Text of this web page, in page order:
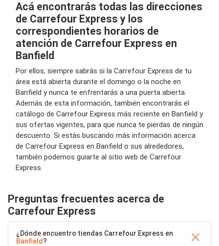
Acá encontrarás todas las direcciones
de Carrefour Express y los
correspondientes horarios de
atención de Carrefour Express en
Banfield
Por ellos, siempre sabrás si la Carrefour Express de tu
área está abierta durante el domingo o la noche en
Banfield y nunca te enfrentarás a una puerta abierta.
Además de esta información, también encontrarás el
catálogo de Carrefour Express más reciente en Banfield y
sus ofertas vigentes, para que nunca te pierdas de ningún
descuento. Si estás buscando más información acerca
de Carrefour Express en Banfield o sus alrededores,
también podemos guiarte al sitio web de Carrefour
Express.
Preguntas frecuentes acerca de
Carrefour Express
¿Dónde encuentro tiendas Carrefour Express en
Banfield ?